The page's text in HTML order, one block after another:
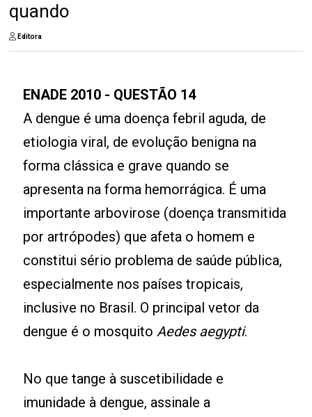
quando
Editora
ENADE 2010 - QUESTÃO 14
A dengue é uma doença febril aguda, de
etiologia viral, de evolução benigna na
forma clássica e grave quando se
apresenta na forma hemorrágica. É uma
importante arbovirose (doença transmitida
por artrópodes) que afeta o homem e
constitui sério problema de saúde pública,
especialmente nos países tropicais,
inclusive no Brasil. O principal vetor da
dengue é o mosquitoAedes aegypti.
No que tange à suscetibilidade e
imunidade à dengue, assinale a